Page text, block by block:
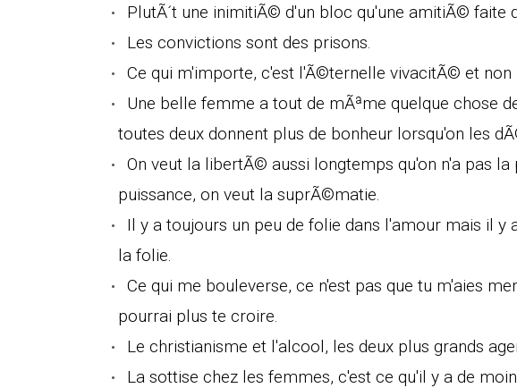
PlutÃ´t une inimitiÃ© d'un bloc qu'une amitiÃ© faite
Les convictions sont des prisons.
Ce qui m'importe, c'est l'Ã©ternelle vivacitÃ© et
Une belle femme a tout de mÃªme quelque chose
toutes deux donnent plus de bonheur lorsqu'on les
On veut la libertÃ© aussi longtemps qu'on n'a pas la
puissance, on veut la suprÃ©matie.
Il y a toujours un peu de folie dans l'amour mais il y
la folie.
Ce qui me bouleverse, ce n'est pas que tu m'aies
pourrai plus te croire.
Le christianisme et l'alcool, les deux plus grands
La sottise chez les femmes, c'est ce qu'il y a de